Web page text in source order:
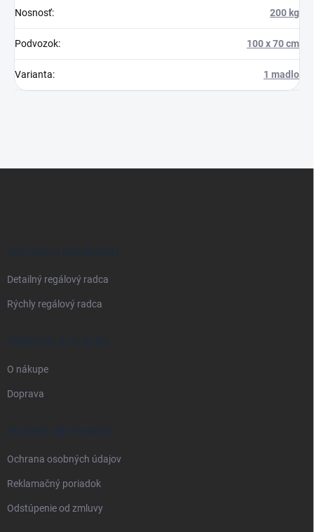
Nosnosť: 200 kg
Podvozok: 100 x 70 cm
Varianta: 1 madlo
VŠETKO O REGÁLOCH
Detailný regálový radca
Rýchly regálový radca
DOPRAVA A PLATBA
O nákupe
Doprava
PRÁVNE INFORMÁCIE
Ochrana osobných údajov
Reklamačný poriadok
Odstúpenie od zmluvy